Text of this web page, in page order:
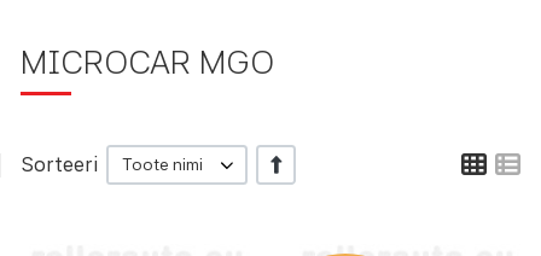
MICROCAR MGO
Sorteeri Toote nimi +/-